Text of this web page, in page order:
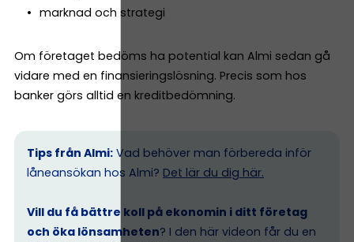
marknad och strategi
Om företaget bedöms ha potential kan Almi sedan gå
vidare med en finansieringslösning. Precis som hos
banker görs alltid en kreditbedömning.
Tips från Almi: Vad behöver man förbereda inför
låneansökan hos Almi? Det lär du dig här.
Vill du få bättre koll på ekonomin i ditt företag
och öka lönsamheten? I den här videon får du en